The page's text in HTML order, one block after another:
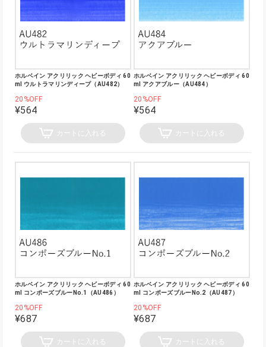
ホルベイン アクリリック ヘビーボディ 60
ml ウルトラマリンディープ（AU482）
20%OFF
¥564
カートに入れる
ホルベイン アクリリック ヘビーボディ 60
ml アクアブルー（AU484）
20%OFF
¥564
カートに入れる
ホルベイン アクリリック ヘビーボディ 60
ml コンポーズブルーNo.1（AU486）
20%OFF
¥687
カートに入れる
ホルベイン アクリリック ヘビーボディ 60
ml コンポーズブルーNo.2（AU487）
20%OFF
¥687
カートに入れる